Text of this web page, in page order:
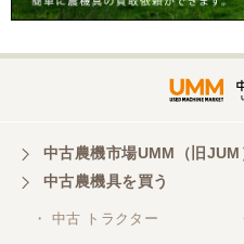
中古農機市場UMM（旧JUM
中古農機具を買う
・ 中古 トラクター